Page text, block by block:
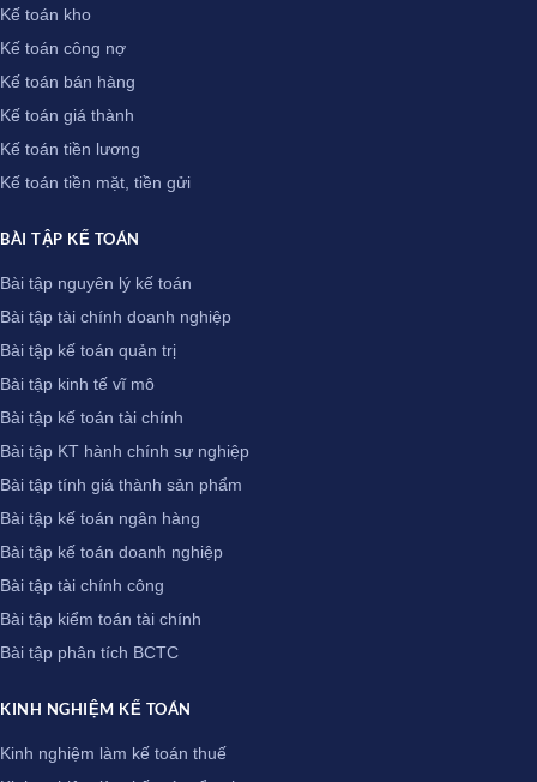
Kế toán kho
Kế toán công nợ
Kế toán bán hàng
Kế toán giá thành
Kế toán tiền lương
Kế toán tiền mặt, tiền gửi
BÀI TẬP KẾ TOÁN
Bài tập nguyên lý kế toán
Bài tập tài chính doanh nghiệp
Bài tập kế toán quản trị
Bài tập kinh tế vĩ mô
Bài tập kế toán tài chính
Bài tập KT hành chính sự nghiệp
Bài tập tính giá thành sản phẩm
Bài tập kế toán ngân hàng
Bài tập kế toán doanh nghiệp
Bài tập tài chính công
Bài tập kiểm toán tài chính
Bài tập phân tích BCTC
KINH NGHIỆM KẾ TOÁN
Kinh nghiệm làm kế toán thuế